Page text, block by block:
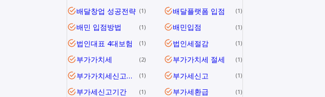
배달창업 성공전략 1 배달플랫폼 입점 1
배민 입점방법 1 배민입점 1
법인대표 4대보험 1 법인세절감 1
부가가치세 2 부가가치세 절세 1
부가가치세신고방법 1 부가세신고 1
부가세신고기간 1 부가세환급 1